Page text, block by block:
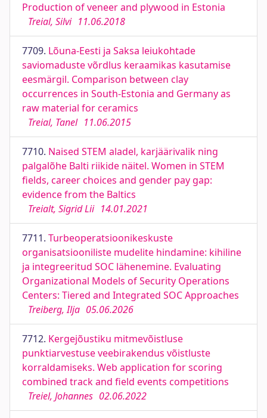
Production of veneer and plywood in Estonia
Treial, Silvi 11.06.2018
7709. Lõuna-Eesti ja Saksa leiukohtade
saviomaduste võrdlus keraamikas kasutamise
eesmärgil. Comparison between clay
occurrences in South-Estonia and Germany as
raw material for ceramics
Treial, Tanel 11.06.2015
7710. Naised STEM aladel, karjäärivalik ning
palgalõhe Balti riikide näitel. Women in STEM
fields, career choices and gender pay gap:
evidence from the Baltics
Treialt, Sigrid Lii 14.01.2021
7711. Turbeoperatsioonikeskuste
organisatsiooniliste mudelite hindamine: kihiline
ja integreeritud SOC lähenemine. Evaluating
Organizational Models of Security Operations
Centers: Tiered and Integrated SOC Approaches
Treiberg, Ilja 05.06.2026
7712. Kergejõustiku mitmevõistluse
punktiarvestuse veebirakendus võistluste
korraldamiseks. Web application for scoring
combined track and field events competitions
Treiel, Johannes 02.06.2022